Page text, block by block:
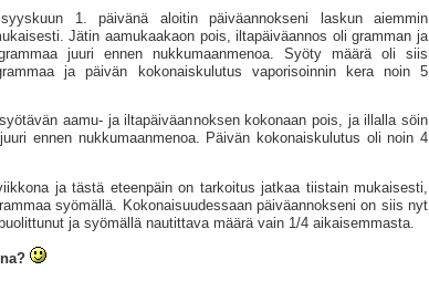
syyskuun 1. päivänä aloitin päiväannokseni laskun aiemmin
Jätin aamukaakaon pois, ilta­päivä­annos oli gramman ja
juuri ennen nukkumaan­menoa. Syöty määrä oli siis
ja päivän kokonais­kulutus vaporisoinnin kera noin 5
syötävän aamu- ja iltapäiväannoksen kokonaan pois, ja illalla söin
ennen nukkumaanmenoa. Päivän kokonais­kulutus oli noin 4
ja tästä eteenpäin on tarkoitus jatkaa tiistain mukaisesti,
syömällä. Kokonaisuudessaan päiväannokseni on siis nyt
ja syömällä nautittava määrä vain 1/4 aikaisemmasta.